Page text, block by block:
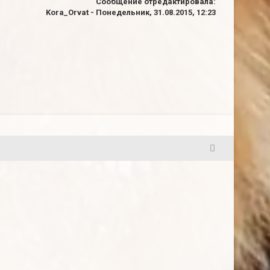
Kora_Orvat - Понедельник, 31.08.2015, 12:23